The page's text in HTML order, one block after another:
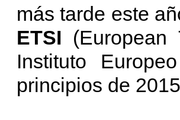
más tarde este
ETSI (European
Instituto
principios de